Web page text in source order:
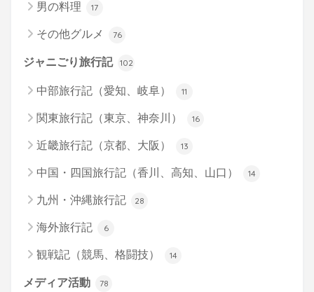
男の料理 17
その他グルメ 76
ジャニごり旅行記 102
中部旅行記（愛知、岐阜） 11
関東旅行記（東京、神奈川） 16
近畿旅行記（京都、大阪） 13
中国・四国旅行記（香川、高知、山口） 14
九州・沖縄旅行記 28
海外旅行記 6
観戦記（競馬、格闘技） 14
メディア活動 78